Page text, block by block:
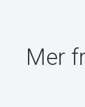
Mer